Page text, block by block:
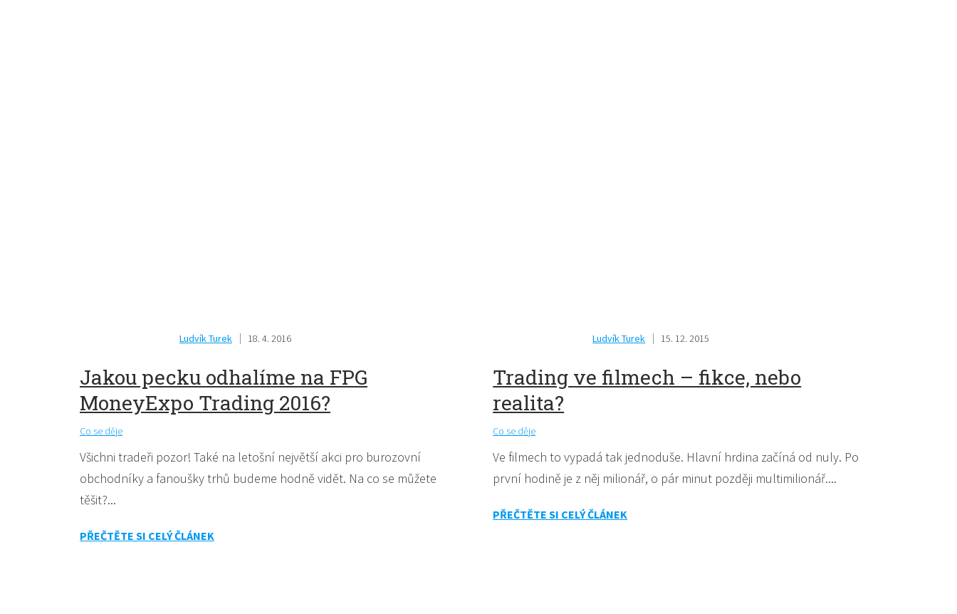
Ludvík Turek 18. 4. 2016
Jakou pecku odhalíme na FPG
MoneyExpo Trading 2016?
Co se děje
Všichni tradeři pozor! Také na letošní největší akci pro burozovní
obchodníky a fanoušky trhů budeme hodně vidět. Na co se můžete
těšit?...
PŘEČTĚTE SI CELÝ ČLÁNEK
Ludvík Turek 15. 12. 2015
Trading ve filmech – fikce, nebo
realita?
Co se děje
Ve filmech to vypadá tak jednoduše. Hlavní hrdina začíná od nuly. Po
první hodině je z něj milionář, o pár minut později multimilionář....
PŘEČTĚTE SI CELÝ ČLÁNEK